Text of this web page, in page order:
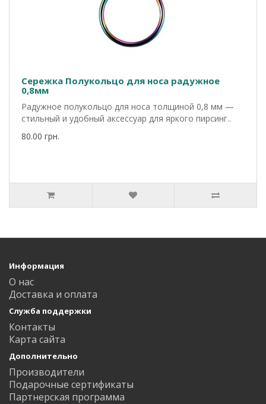
Сережка Полукольцо для носа радужное
0,8мм
Радужное полукольцо для носа толщиной 0,8 мм —
стильный и удобный аксессуар для яркого пирсинг..
80.00 грн.
Информация
О нас
Доставка и оплата
Служба поддержки
Контакты
Карта сайта
Дополнительно
Производители
Подарочные сертификаты
Партнерская программа